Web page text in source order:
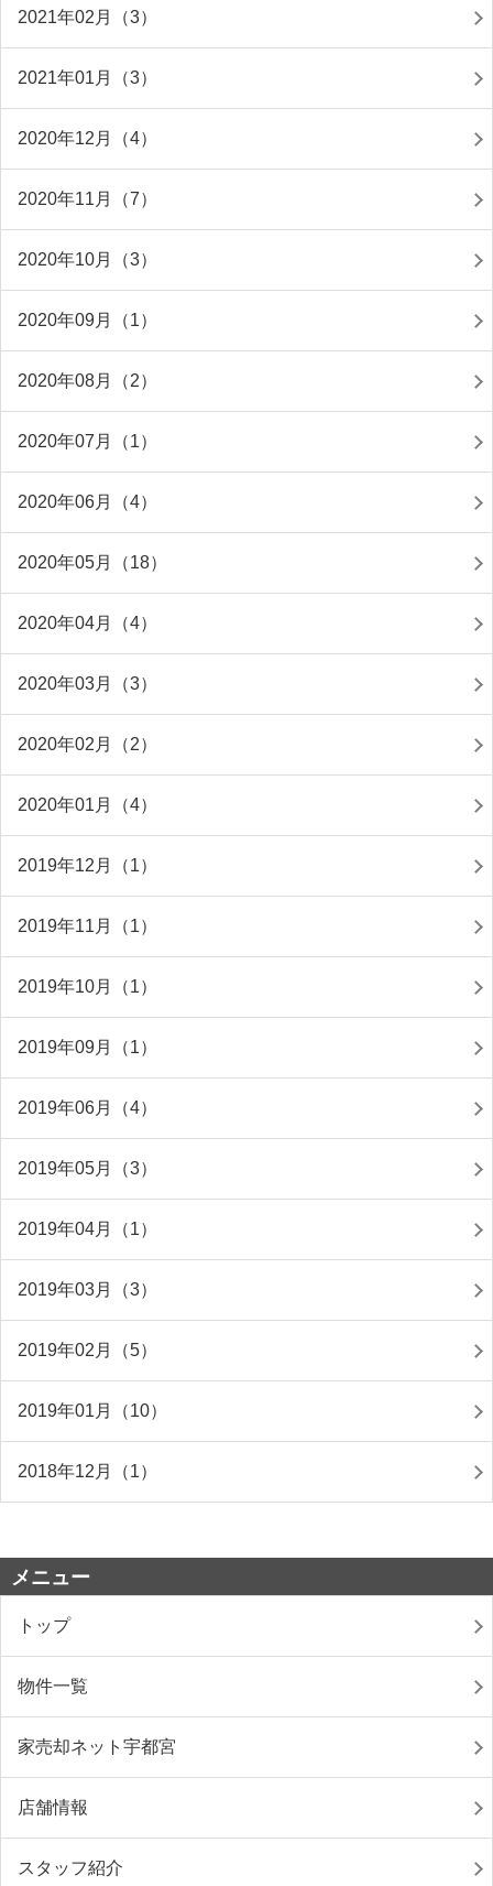
2021年02月（3）
2021年01月（3）
2020年12月（4）
2020年11月（7）
2020年10月（3）
2020年09月（1）
2020年08月（2）
2020年07月（1）
2020年06月（4）
2020年05月（18）
2020年04月（4）
2020年03月（3）
2020年02月（2）
2020年01月（4）
2019年12月（1）
2019年11月（1）
2019年10月（1）
2019年09月（1）
2019年06月（4）
2019年05月（3）
2019年04月（1）
2019年03月（3）
2019年02月（5）
2019年01月（10）
2018年12月（1）
メニュー
トップ
物件一覧
家売却ネット宇都宮
店舗情報
スタッフ紹介